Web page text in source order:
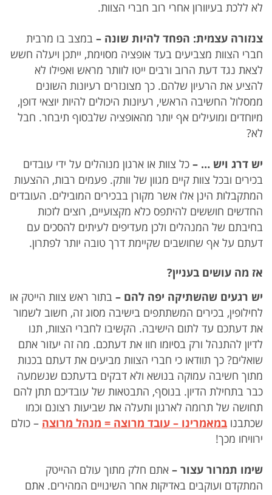
לא ללכת בעיוורון אחרי רוב חברי הצוות.
צנזורה עצמית: הפחד להיות שונה – במצב בו מרבית
חברי הצוות מצביעים בעד אופציה מסוימת, ייתכן ויעלה חשש
לצאת נגד דעת הרוב ורבים ייטו לוותר מראש ואפילו לא
להציע את הרעיון שלהם. כך מצונזרים רעיונות השונים
ממסלול החשיבה הראשי, רעיונות היכולים להיות יוצאי דופן,
מיוחדים ומועילים אף יותר מהאופציה שלבסוף תיבחר. חבל
לא?
יש דרג ויש … – כל צוות או ארגון מנוהלים על ידי עובדים
בכירים ובכל צוות קיים מגוון של וותק. פעמים רבות, ההצעות
המתקבלות הינן אלו אשר מקורן בבכירים המובילים. העובדים
החדשים חוששים להיתפס כלא מקצועיים, רוצים לזכות
בחיבתם של המנהלים ולכן מעדיפים לעיתים להסכים עם
דעתם על אף שחושבים שקיימת דרך טובה יותר לפתרון.
אז מה עושים בעניין?
יש רגעים שהשתיקה יפה להם – בתור ראש צוות הייטק או
לחילופין, בכירים המשתתפים בישיבה מסוג זה, חשוב לשמור
את דעתכם עד לתום הישיבה. הקשיבו לחברי הצוות, תנו
לדיון להתנהל ורק בסיומו חוו את דעתכם. מה זה יעזור אתם
שואלים? כך תוודאו כי חברי הצוות מביעים את דעתם בכנות
מתוך חשיבה עמוקה בנושא ולא דבקים בדעתכם שנשמעה
כבר בתחילת הדיון. בנוסף, התבטאות של עובדיכם תתן להם
תחושה של תרומה לארגון ותעלה את שביעות רצונם וכמו
שכתבנו במאמרינו – עובד מרוצה = מנהל מרוצה – כולם
ירוויחו מכך!
שימו תמרור עצור – אתם חלק מתוך עולם ההייטק
המתקדם ועוקבים באדיקות אחר השינויים המהירים. אתם